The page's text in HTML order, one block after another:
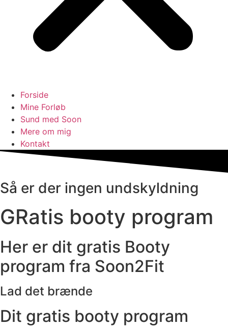
Forside
Mine Forløb
Sund med Soon
Mere om mig
Kontakt
Så er der ingen undskyldning
GRatis booty program
Her er dit gratis Booty
program fra Soon2Fit
Lad det brænde
Dit gratis booty program